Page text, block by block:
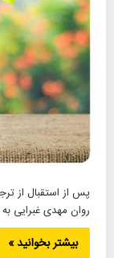
پس از استقبال از
روان مهدی غبرایی
بیشتر بخوانید »